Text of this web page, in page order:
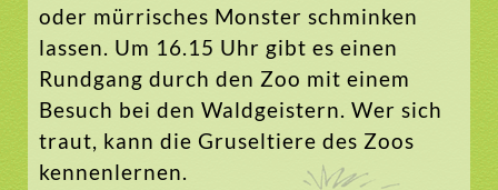
oder mürrisches Monster schminken
lassen. Um 16.15 Uhr gibt es einen
Rundgang durch den Zoo mit einem
Besuch bei den Waldgeistern. Wer sich
traut, kann die Gruseltiere des Zoos
kennenlernen.